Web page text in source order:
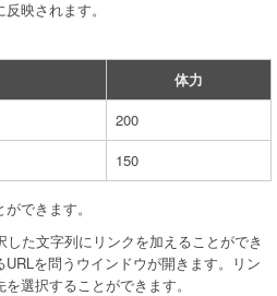
映されます。
体力
200
150
できます。
た文字列にリンクを加えることができ
を問うウインドウが開きます。リン
選択することができます。